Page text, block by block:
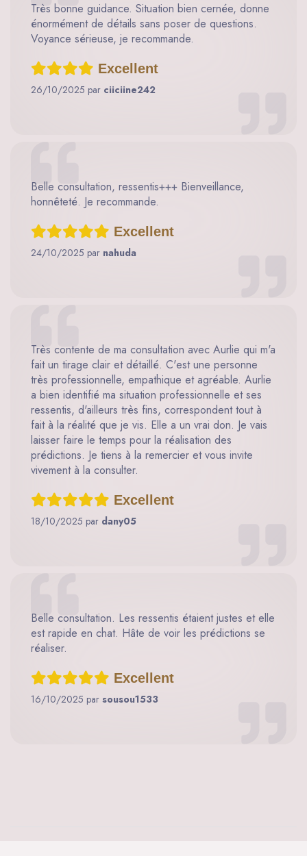
Très bonne guidance. Situation bien cernée, donne
énormément de détails sans poser de questions.
Voyance sérieuse, je recommande.
Excellent
26/10/2025 par ciiciine242
Belle consultation, ressentis+++ Bienveillance,
honnêteté. Je recommande.
Excellent
24/10/2025 par nahuda
Très contente de ma consultation avec Aurlie qui m'a
fait un tirage clair et détaillé. C'est une personne
très professionnelle, empathique et agréable. Aurlie
a bien identifié ma situation professionnelle et ses
ressentis, d'ailleurs très fins, correspondent tout à
fait à la réalité que je vis. Elle a un vrai don. Je vais
laisser faire le temps pour la réalisation des
prédictions. Je tiens à la remercier et vous invite
vivement à la consulter.
Excellent
18/10/2025 par dany05
Belle consultation. Les ressentis étaient justes et elle
est rapide en chat. Hâte de voir les prédictions se
réaliser.
Excellent
16/10/2025 par sousou1533